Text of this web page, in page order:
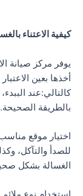
كيفية الاعتناء
يوفر مركز صيانة
أخذها بعين
كالتالي:عند
بالطريقة الصحيحة.
اختيار موقع
للصدأ والتآكل،
الغسالة بشكل